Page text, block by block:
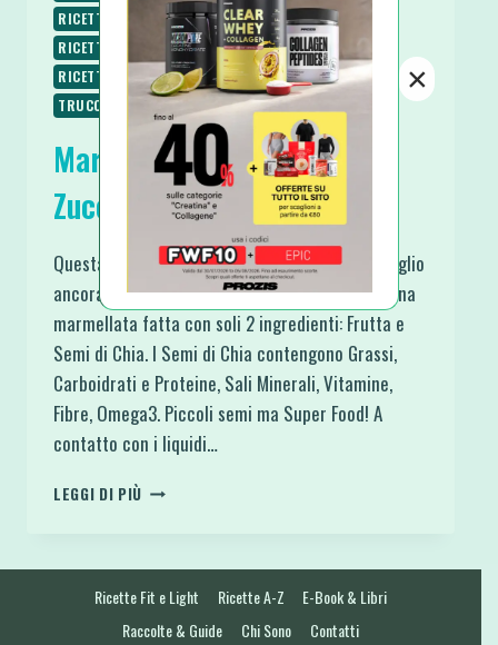
RICETTE DOLCI
RICETTE SENZA COTTURA
RICETTE SENZA GLUTINE
RICETTE VEGANE
RICETTE VEGETARIANE
SPUNTINI E SNACKS
TRUCCHI IN CUCINA
Marmellata di Frutta senza
Zucchero e senza Cottura
Questa è una ricetta adatta a tutti e che consiglio
ancora di più se si hanno bambini in famiglia. Una
marmellata fatta con soli 2 ingredienti: Frutta e
Semi di Chia. I Semi di Chia contengono Grassi,
Carboidrati e Proteine, Sali Minerali, Vitamine,
Fibre, Omega3. Piccoli semi ma Super Food! A
contatto con i liquidi…
LEGGI DI PIÙ MARMELLATA
E
SENZA
Ricette Fit e Light Ricette A-Z
E-Book & Libri
Raccolte & Guide
Chi Sono Contatti
×